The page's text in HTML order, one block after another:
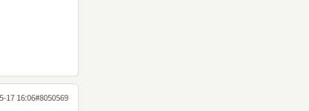
17 16:06#8050569